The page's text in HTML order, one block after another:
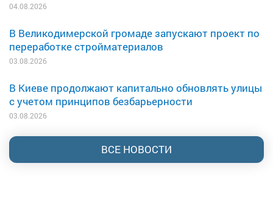
04.08.2026
В Великодимерской громаде запускают проект по
переработке стройматериалов
03.08.2026
В Киеве продолжают капитально обновлять улицы
с учетом принципов безбарьерности
03.08.2026
ВСЕ НОВОСТИ